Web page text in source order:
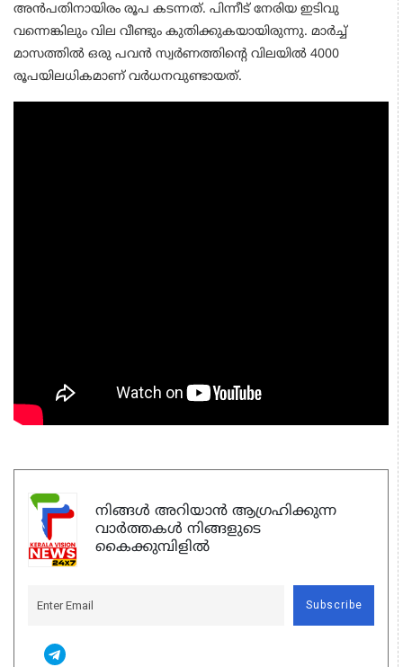
അന്‍പതിനായിരം രൂപ കടന്നത്. പിന്നീട് നേരിയ ഇടിവു
വന്നെങ്കിലും വില വീണ്ടും കുതിക്കുകയായിരുന്നു. മാര്‍ച്ച്
മാസത്തില്‍ ഒരു പവന്‍ സ്വര്‍ണത്തിന്റെ വിലയില്‍ 4000
രൂപയിലധികമാണ് വര്‍ധനവുണ്ടായത്.
നിങ്ങൾ അറിയാൻ ആഗ്രഹിക്കുന്ന
വാർത്തകൾ നിങ്ങളുടെ
കൈക്കുമ്പിളിൽ
Subscribe